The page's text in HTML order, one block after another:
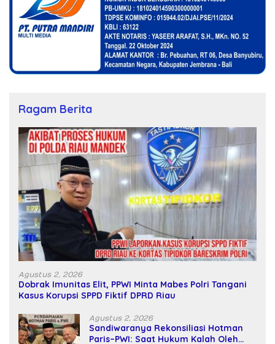
Ragam Berita
Agustus 2, 2026
Dobrak Imunitas Elit, PPWI Minta Mabes Polri Tangani
Kasus Korupsi SPPD Fiktif DPRD Riau
Agustus 2, 2026
Sandiwaranya Rekonsiliasi Hotman
Paris–PWI: Saat Hukum Kalah Oleh